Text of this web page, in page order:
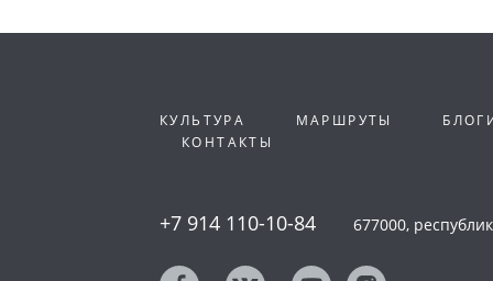
КУЛЬТУРА МАРШРУТЫ
КОНТАКТЫ
+7 914 110-10-84 677000,